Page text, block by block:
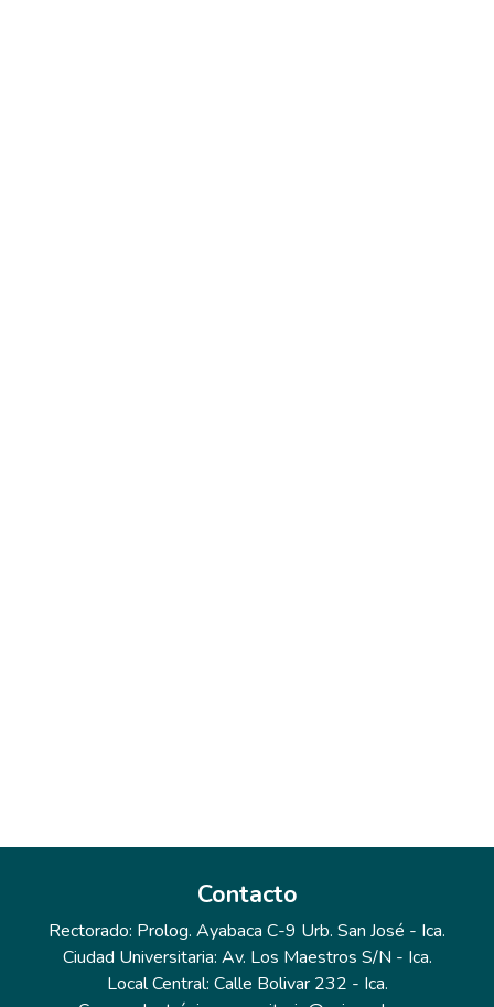
Contacto
Rectorado: Prolog. Ayabaca C-9 Urb. San José - Ica.
Ciudad Universitaria: Av. Los Maestros S/N - Ica.
Local Central: Calle Bolivar 232 - Ica.